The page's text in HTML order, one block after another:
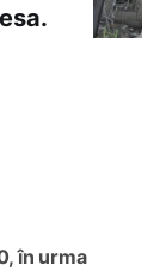
în urma